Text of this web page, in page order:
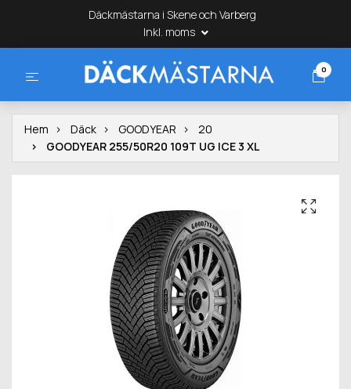
Däckmästarna i Skene och Varberg
Inkl. moms
0
Hem Däck GOODYEAR
20
GOODYEAR 255/50R20 109T UG ICE 3 XL